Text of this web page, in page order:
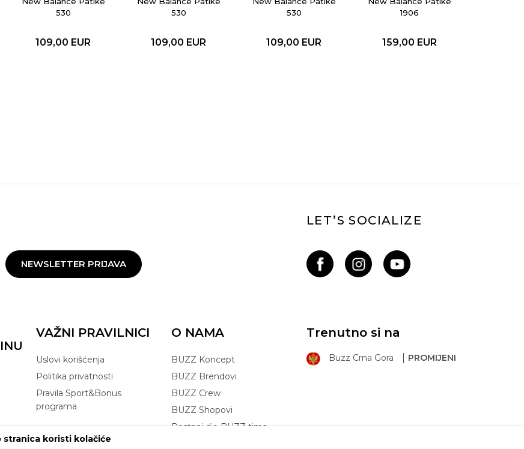
530
109,00 EUR
530
109,00 EUR
530
109,00 EUR
1906
159,00 EUR
NEWSLETTER PRIJAVA
LET’S SOCIALIZE
VAŽNI PRAVILNICI
Uslovi korišćenja
Politika privatnosti
Pravila Sport&Bonus
programa
O NAMA
BUZZ Koncept
BUZZ Brendovi
BUZZ Crew
BUZZ Shopovi
Postani dio BUZZ tima
Trenutno si na
Buzz Crna Gora PROMIJENI
stranica koristi kolačiće